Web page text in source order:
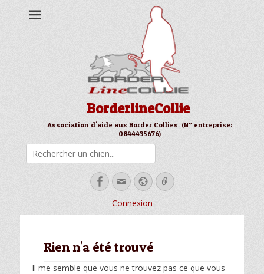
BorderlineCollie
Association d'aide aux Border Collies. (N° entreprise:
0844435676)
Facebook
EmailSite
web
Link
Connexion
Rien n'a été trouvé
Il me semble que vous ne trouvez pas ce que vous